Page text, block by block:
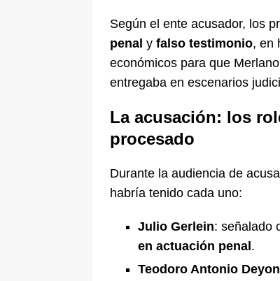
Según el ente acusador, los
penal y falso testimonio, en
económicos para que
entregaba en escenarios
La acusación: los
procesado
Durante la audiencia de
habría tenido cada uno:
Julio Gerlein: señalado
en actuación penal .
Teodoro Antonio